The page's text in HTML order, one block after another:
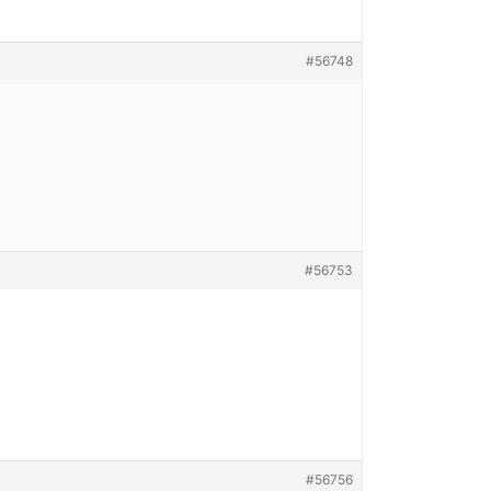
#56748
#56753
#56756